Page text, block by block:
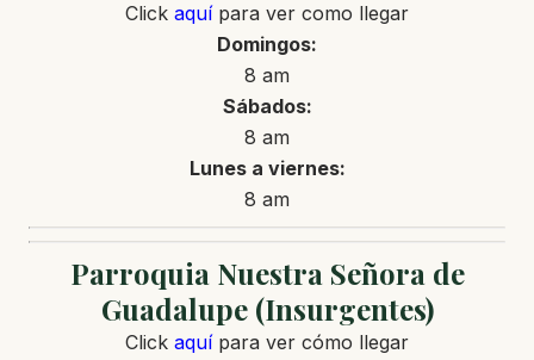
Click aquípara ver como llegar
Domingos:
8 am
Sábados:
8 am
Lunes a viernes:
8 am
Parroquia Nuestra Señora de
Guadalupe (Insurgentes)
Click aquípara ver cómo llegar